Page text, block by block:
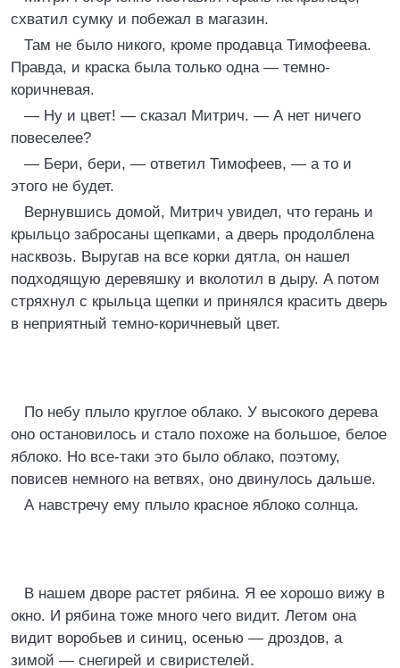
схватил сумку и побежал в магазин.
Там не было никого, кроме продавца Тимофеева.
Правда, и краска была только одна — темно-
коричневая.
— Ну и цвет! — сказал Митрич. — А нет ничего
повеселее?
— Бери, бери, — ответил Тимофеев, — а то и
этого не будет.
Вернувшись домой, Митрич увидел, что герань и
крыльцо забросаны щепками, а дверь продолблена
насквозь. Выругав на все корки дятла, он нашел
подходящую деревяшку и вколотил в дыру. А потом
стряхнул с крыльца щепки и принялся красить дверь
в неприятный темно-коричневый цвет.
По небу плыло круглое облако. У высокого дерева
оно остановилось и стало похоже на большое, белое
яблоко. Но все-таки это было облако, поэтому,
повисев немного на ветвях, оно двинулось дальше.
А навстречу ему плыло красное яблоко солнца.
В нашем дворе растет рябина. Я ее хорошо вижу в
окно. И рябина тоже много чего видит. Летом она
видит воробьев и синиц, осенью — дроздов, а
зимой — снегирей и свиристелей.